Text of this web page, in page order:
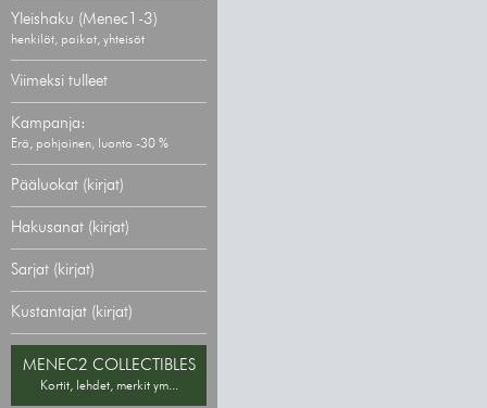
Yleishaku (Menec1-3)
henkilöt, paikat, yhteisöt
Viimeksi tulleet
Kampanja:
Erä, pohjoinen, luonto -30 %
Pääluokat (kirjat)
Hakusanat (kirjat)
Sarjat (kirjat)
Kustantajat (kirjat)
MENEC2 COLLECTIBLES
Kortit, lehdet, merkit ym...